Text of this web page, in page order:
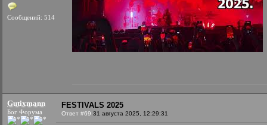
Сообщений: 514
Gutixmann
Бог Форума
FESTIVALS 2025
Ответ #69 31 августа 2025, 12:29:31